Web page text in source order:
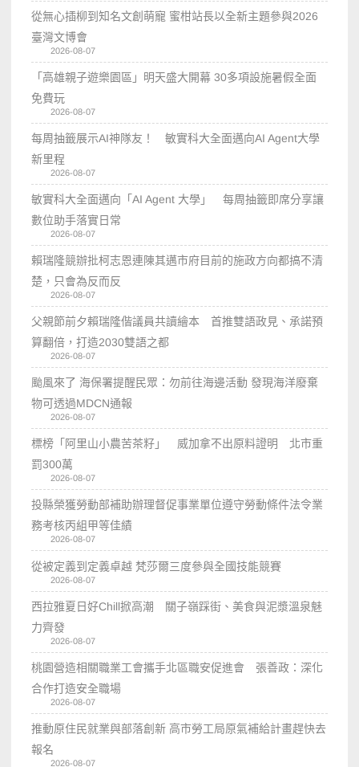
從無心插柳到知名文創萌寵 蜜柑站長以全新主題參與2026
臺灣文博會
2026-08-07
「高雄親子遊樂園區」明天盛大開幕 30多項設施暑假全面
免費玩
2026-08-07
每周抽籤展示AI神隊友！ 敏實科大全面邁向AI Agent大學
新里程
2026-08-07
敏實科大全面邁向「AI Agent 大學」 每周抽籤即席分享讓
數位助手落實日常
2026-08-07
賴瑞隆競辦批柯志恩連陳其邁市府目前的施政方向都搞不清
楚，只會為反而反
2026-08-07
父親節前夕賴瑞隆偕議員共讀繪本 首推雙語政見、承諾預
算翻倍，打造2030雙語之都
2026-08-07
颱風來了 海保署提醒民眾：勿前往海邊活動 發現海洋廢棄
物可透過MDCN通報
2026-08-07
標榜「阿里山小農苦茶籽」 威加拿不出原料證明 北市重
罰300萬
2026-08-07
投縣榮獲勞動部補助辦理督促事業單位遵守勞動條件法令業
務考核丙組甲等佳績
2026-08-07
從被定義到定義卓越 梵莎爾三度參與全國技能競賽
2026-08-07
西拉雅夏日好Chill掀高潮 關子嶺踩街、美食與泥漿溫泉魅
力齊發
2026-08-07
桃園營造相關職業工會攜手北區職安促進會 張善政：深化
合作打造安全職場
2026-08-07
推動原住民就業與部落創新 高市勞工局原氣補給計畫趕快去
報名
2026-08-07